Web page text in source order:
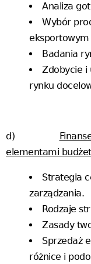
Analiza
Wybór
Badania
Zdobycie i
rynku
d)
elementami
Strategia
zarządzania.
Rodzaje
Zasady
Sprzedaż
różnice i